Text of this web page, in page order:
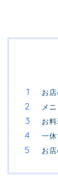
お
メ
お
一
お